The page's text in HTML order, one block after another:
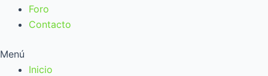
Foro
Contacto
Menú
Inicio